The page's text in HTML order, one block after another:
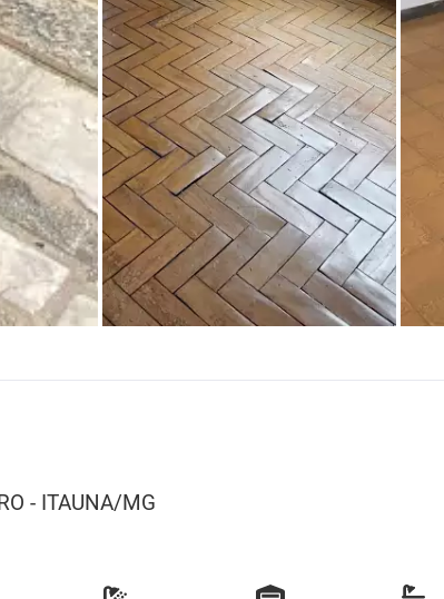
- ITAUNA/MG